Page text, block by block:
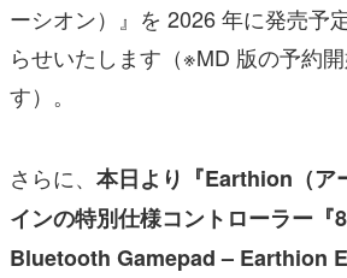
ーシオン）』を 2026 年に発売予
らせいたします（※MD 版の予約
す）。
さらに、 本日より『Earthion（ア
インの特別仕様コントローラー『
Bluetooth Gamepad – Earthion